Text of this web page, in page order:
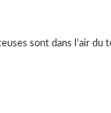
sont dans l’air du